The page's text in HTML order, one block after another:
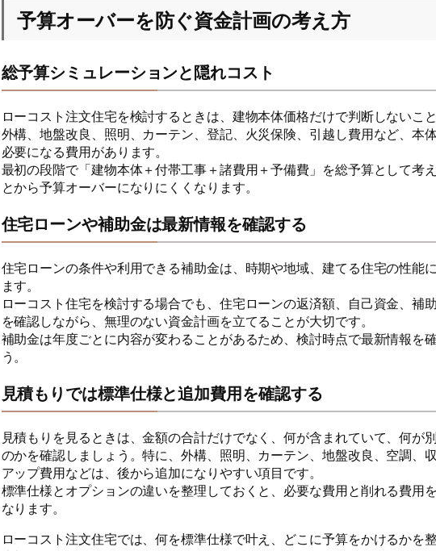
予算オーバーを防ぐ資金計画の考え方
総予算シミュレーションと隠れコスト
ローコスト注文住宅を検討するときは、建物本体価格だけで判断しないこ
外構、地盤改良、照明、カーテン、登記、火災保険、引越し費用など、本
必要になる費用があります。
最初の段階で「建物本体＋付帯工事＋諸費用＋予備費」を総予算として考
とから予算オーバーになりにくくなります。
住宅ローンや補助金は最新情報を確認する
住宅ローンの条件や利用できる補助金は、時期や地域、建てる住宅の性能
ます。
ローコスト住宅を検討する場合でも、住宅ローンの返済額、自己資金、補
を確認しながら、無理のない資金計画を立てることが大切です。
補助金は年度ごとに内容が変わることがあるため、検討時点で最新情報を
う。
見積もりでは標準仕様と追加費用を確認する
見積もりを見るときは、金額の合計だけでなく、何が含まれていて、何が
のかを確認しましょう。特に、外構、照明、カーテン、地盤改良、空調、
アップ費用などは、後から追加になりやすい項目です。
標準仕様とオプションの違いを整理しておくと、必要な費用と削れる費用
なります。
ローコスト注文住宅では、何を標準仕様で叶え、どこに予算をかけるかを